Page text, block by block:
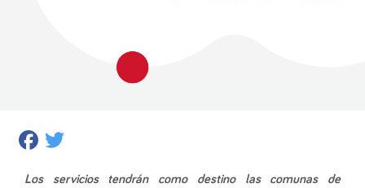
Facebook
Los servicios tendrán como destino las comunas de